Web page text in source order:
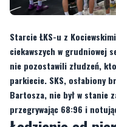
ciekawszych w grudniowej
parkiecie. SKS, osłabiony
Bartosza, nie był w stanie
przegrywając 68:96 i
Łodzianie od
nadawali ton
Spotkanie rozpoczęło się